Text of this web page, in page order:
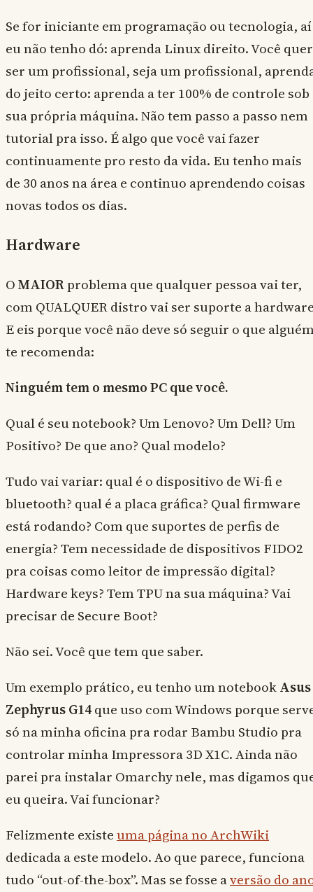
Se for iniciante em programação ou tecnologia, aí
eu não tenho dó: aprenda Linux direito. Você quer
ser um profissional, seja um profissional,
do jeito certo: aprenda a ter 100% de controle sob
sua própria máquina. Não tem passo a passo nem
tutorial pra isso. É algo que você vai fazer
continuamente pro resto da vida. Eu tenho mais
de 30 anos na área e continuo aprendendo coisas
novas todos os dias.
Hardware
OMAIORproblema que qualquer pessoa vai ter,
com QUALQUER distro vai ser suporte a
E eis porque você não deve só seguir o que
te recomenda:
Ninguém tem o mesmo PC que você.
Qual é seu notebook? Um Lenovo? Um Dell? Um
Positivo? De que ano? Qual modelo?
Tudo vai variar: qual é o dispositivo de Wi-fi e
bluetooth? qual é a placa gráfica? Qual firmware
está rodando? Com que suportes de perfis de
energia? Tem necessidade de dispositivos FIDO2
pra coisas como leitor de impressão digital?
Hardware keys? Tem TPU na sua máquina? Vai
precisar de Secure Boot?
Não sei. Você que tem que saber.
Um exemplo prático, eu tenho um notebookAsus
Zephyrus G14que uso com Windows porque
só na minha oficina pra rodar Bambu Studio pra
controlar minha Impressora 3D X1C. Ainda não
parei pra instalar Omarchy nele, mas digamos
eu queira. Vai funcionar?
Felizmente existeuma página no ArchWiki
dedicada a este modelo. Ao que parece, funciona
tudo “out-of-the-box”. Mas se fosse aversão do